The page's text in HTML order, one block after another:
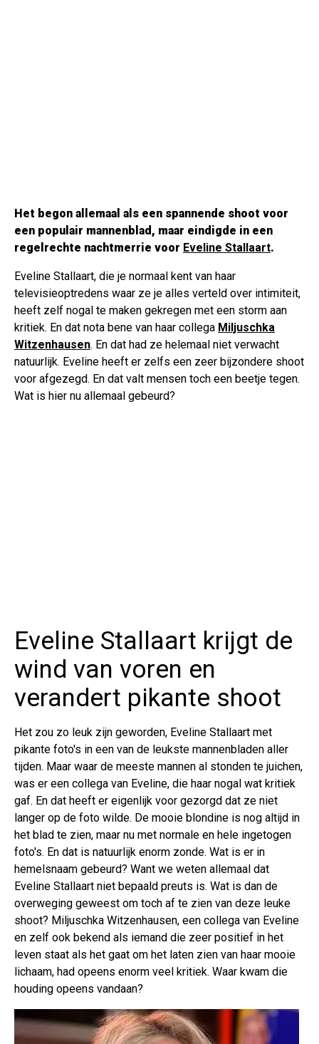
Het begon allemaal als een spannende shoot voor
een populair mannenblad, maar eindigde in een
regelrechte nachtmerrie voor Eveline Stallaart.
Eveline Stallaart, die je normaal kent van haar
televisieoptredens waar ze je alles verteld over intimiteit,
heeft zelf nogal te maken gekregen met een storm aan
kritiek. En dat nota bene van haar collega Miljuschka
Witzenhausen. En dat had ze helemaal niet verwacht
natuurlijk. Eveline heeft er zelfs een zeer bijzondere shoot
voor afgezegd. En dat valt mensen toch een beetje tegen.
Wat is hier nu allemaal gebeurd?
Eveline Stallaart krijgt de
wind van voren en
verandert pikante shoot
Het zou zo leuk zijn geworden, Eveline Stallaart met
pikante foto's in een van de leukste mannenbladen aller
tijden. Maar waar de meeste mannen al stonden te juichen,
was er een collega van Eveline, die haar nogal wat kritiek
gaf. En dat heeft er eigenlijk voor gezorgd dat ze niet
langer op de foto wilde. De mooie blondine is nog altijd in
het blad te zien, maar nu met normale en hele ingetogen
foto's. En dat is natuurlijk enorm zonde. Wat is er in
hemelsnaam gebeurd? Want we weten allemaal dat
Eveline Stallaart niet bepaald preuts is. Wat is dan de
overweging geweest om toch af te zien van deze leuke
shoot? Miljuschka Witzenhausen, een collega van Eveline
en zelf ook bekend als iemand die zeer positief in het
leven staat als het gaat om het laten zien van haar mooie
lichaam, had opeens enorm veel kritiek. Waar kwam die
houding opeens vandaan?